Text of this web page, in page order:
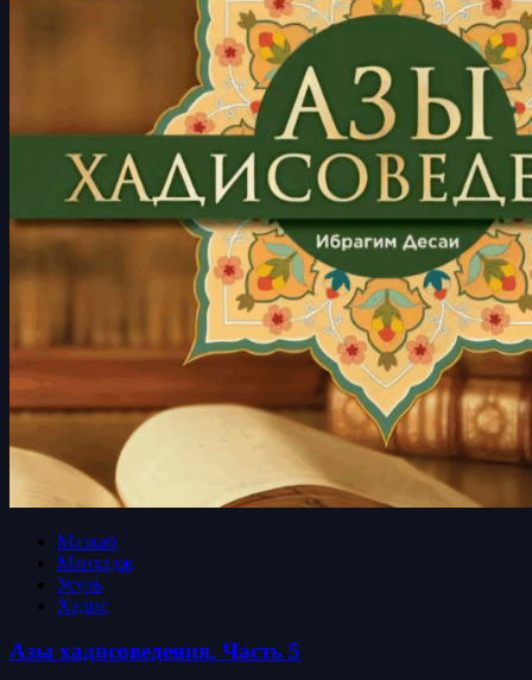
Мазхаб
Манхадж
Усуль
Хадис
Азы хадисоведения. Часть 5